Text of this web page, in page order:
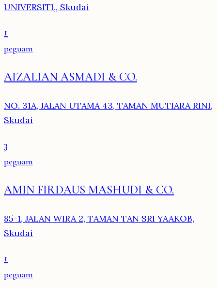
UNIVERSITI,, Skudai
1
peguam
AIZALIAN ASMADI & CO.
NO. 31A, JALAN UTAMA 43, TAMAN MUTIARA RINI,
Skudai
3
peguam
AMIN FIRDAUS MASHUDI & CO.
85-1, JALAN WIRA 2, TAMAN TAN SRI YAAKOB,
Skudai
1
peguam